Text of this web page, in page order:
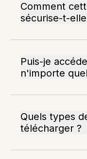
Comment
sécurise-t-
Puis-je
n'importe
Quels types
télécharger ?